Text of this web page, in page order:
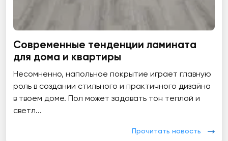
Современные тенденции ламината
для дома и квартиры
Несомненно, напольное покрытие играет главную
роль в создании стильного и практичного дизайна
в твоем доме. Пол может задавать тон теплой и
светл...
Прочитать новость